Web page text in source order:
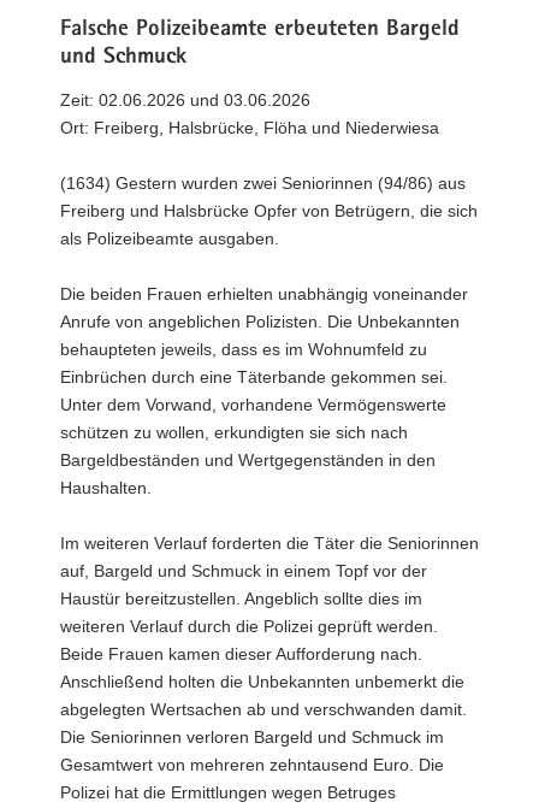
Falsche Polizeibeamte erbeuteten Bargeld
und Schmuck
Zeit: 02.06.2026 und 03.06.2026
Ort: Freiberg, Halsbrücke, Flöha und Niederwiesa
(1634) Gestern wurden zwei Seniorinnen (94/86) aus
Freiberg und Halsbrücke Opfer von Betrügern, die sich
als Polizeibeamte ausgaben.
Die beiden Frauen erhielten unabhängig voneinander
Anrufe von angeblichen Polizisten. Die Unbekannten
behaupteten jeweils, dass es im Wohnumfeld zu
Einbrüchen durch eine Täterbande gekommen sei.
Unter dem Vorwand, vorhandene Vermögenswerte
schützen zu wollen, erkundigten sie sich nach
Bargeldbeständen und Wertgegenständen in den
Haushalten.
Im weiteren Verlauf forderten die Täter die Seniorinnen
auf, Bargeld und Schmuck in einem Topf vor der
Haustür bereitzustellen. Angeblich sollte dies im
weiteren Verlauf durch die Polizei geprüft werden.
Beide Frauen kamen dieser Aufforderung nach.
Anschließend holten die Unbekannten unbemerkt die
abgelegten Wertsachen ab und verschwanden damit.
Die Seniorinnen verloren Bargeld und Schmuck im
Gesamtwert von mehreren zehntausend Euro. Die
Polizei hat die Ermittlungen wegen Betruges